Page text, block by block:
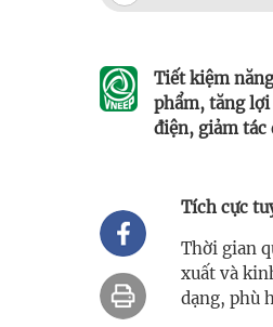
Tiết kiệm
phẩm, tăng
điện, giảm tác
Tích cực
Thời gian
xuất và
dạng, phù